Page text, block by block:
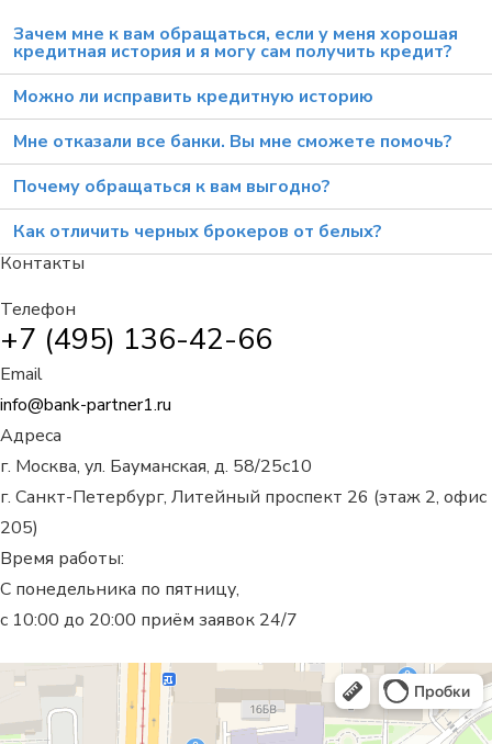
Зачем мне к вам обращаться, если у меня хорошая
кредитная история и я могу сам получить кредит?
Можно ли исправить кредитную историю
Мне отказали все банки. Вы мне сможете помочь?
Почему обращаться к вам выгодно?
Как отличить черных брокеров от белых?
Контакты
Телефон
+7 (495) 136-42-66
Email
info@bank-partner1.ru
Адреса
г. Москва, ул. Бауманская, д. 58/25с10
г. Санкт-Петербург, Литейный проспект 26 (этаж 2, офис
205)
Время работы:
С понедельника по пятницу,
с 10:00 до 20:00 приём заявок 24/7
Санкт‑Петербург
Литейный проспект, 26 — Яндекс Карты